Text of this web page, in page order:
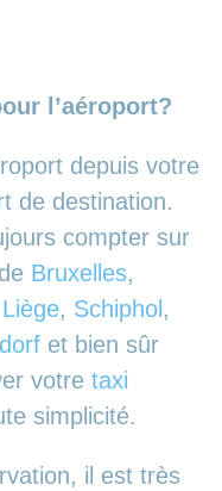
l’aéroport?
depuis votre
de destination.
compter sur
Bruxelles,
Liège, Schiphol ,
et bien sûr
votre taxi
simplicité.
il est très